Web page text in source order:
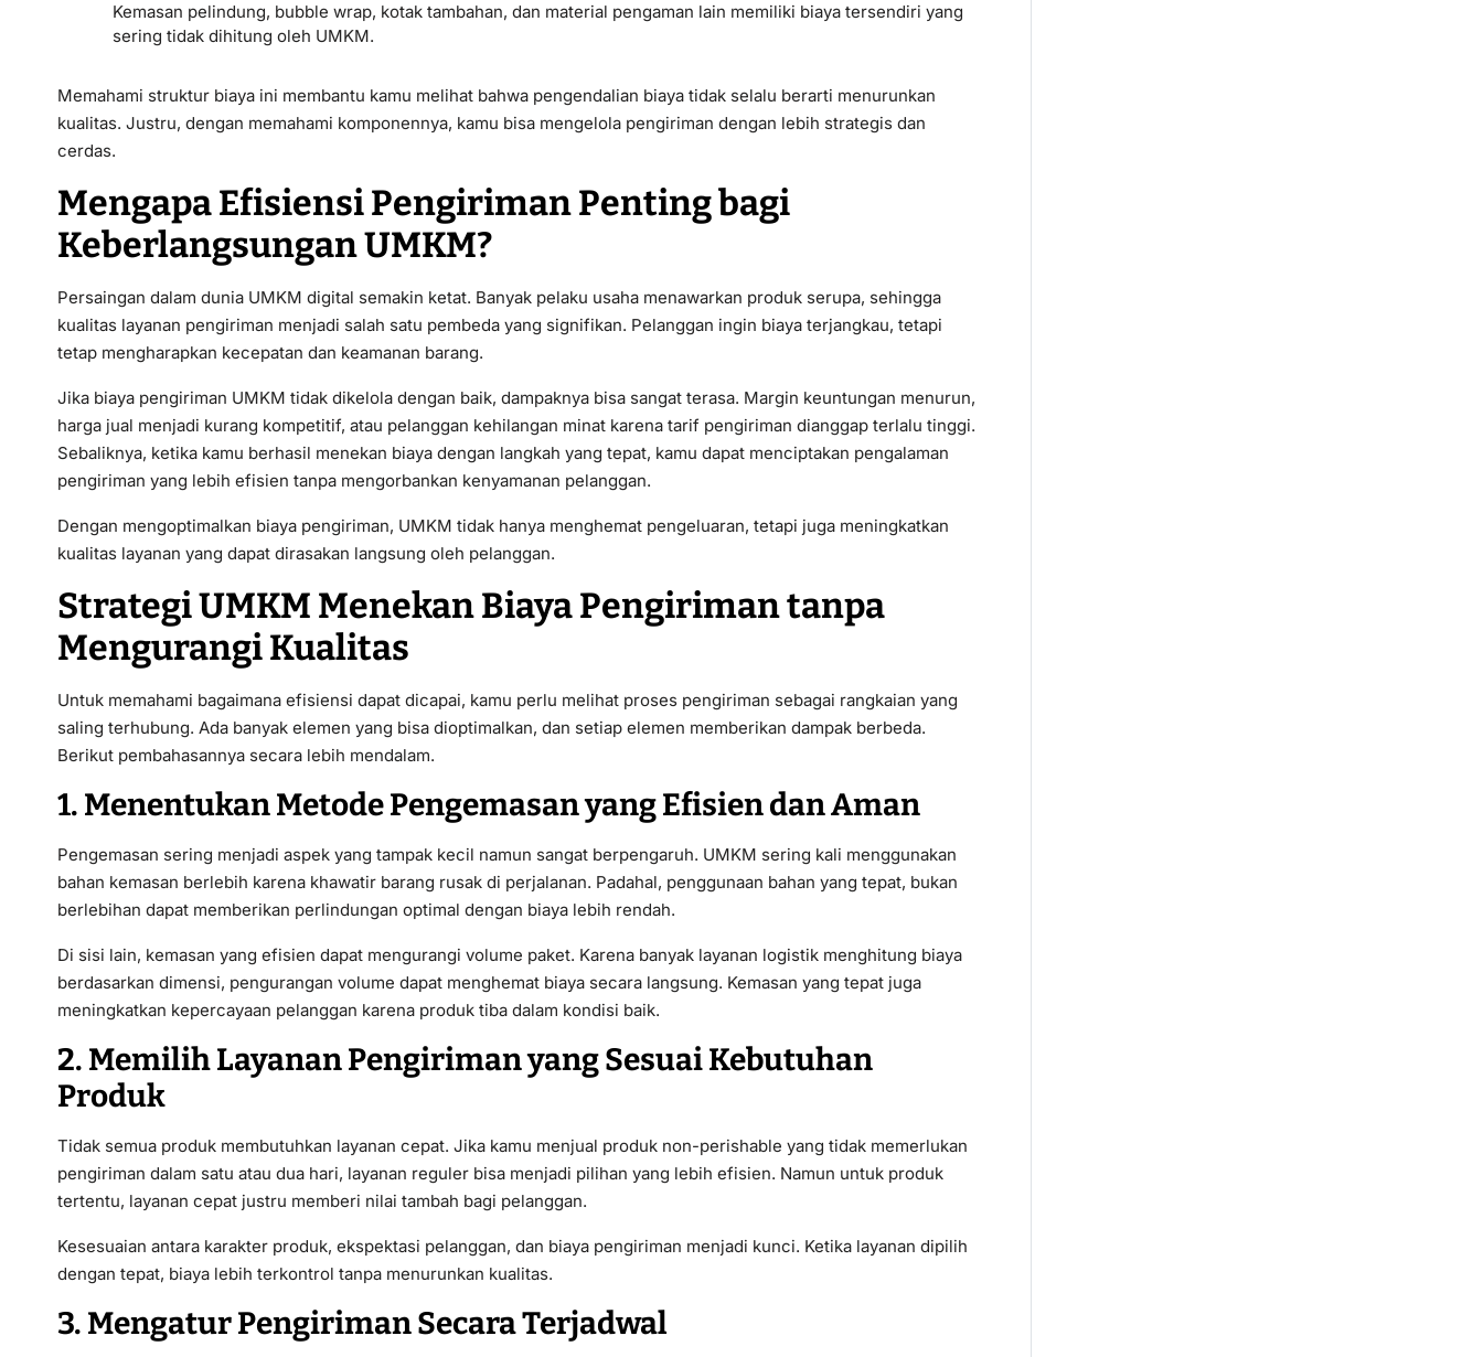
Kemasan pelindung, bubble wrap, kotak tambahan, dan material pengaman lain memiliki biaya tersendiri yang
sering tidak dihitung oleh UMKM.
Memahami struktur biaya ini membantu kamu melihat bahwa pengendalian biaya tidak selalu berarti menurunkan
kualitas. Justru, dengan memahami komponennya, kamu bisa mengelola pengiriman dengan lebih strategis dan
cerdas.
Mengapa Efisiensi Pengiriman Penting bagi
Keberlangsungan UMKM?
Persaingan dalam dunia UMKM digital semakin ketat. Banyak pelaku usaha menawarkan produk serupa, sehingga
kualitas layanan pengiriman menjadi salah satu pembeda yang signifikan. Pelanggan ingin biaya terjangkau, tetapi
tetap mengharapkan kecepatan dan keamanan barang.
Jika biaya pengiriman UMKM tidak dikelola dengan baik, dampaknya bisa sangat terasa. Margin keuntungan menurun,
harga jual menjadi kurang kompetitif, atau pelanggan kehilangan minat karena tarif pengiriman dianggap terlalu tinggi.
Sebaliknya, ketika kamu berhasil menekan biaya dengan langkah yang tepat, kamu dapat menciptakan pengalaman
pengiriman yang lebih efisien tanpa mengorbankan kenyamanan pelanggan.
Dengan mengoptimalkan biaya pengiriman, UMKM tidak hanya menghemat pengeluaran, tetapi juga meningkatkan
kualitas layanan yang dapat dirasakan langsung oleh pelanggan.
Strategi UMKM Menekan Biaya Pengiriman tanpa
Mengurangi Kualitas
Untuk memahami bagaimana efisiensi dapat dicapai, kamu perlu melihat proses pengiriman sebagai rangkaian yang
saling terhubung. Ada banyak elemen yang bisa dioptimalkan, dan setiap elemen memberikan dampak berbeda.
Berikut pembahasannya secara lebih mendalam.
1. Menentukan Metode Pengemasan yang Efisien dan Aman
Pengemasan sering menjadi aspek yang tampak kecil namun sangat berpengaruh. UMKM sering kali menggunakan
bahan kemasan berlebih karena khawatir barang rusak di perjalanan. Padahal, penggunaan bahan yang tepat, bukan
berlebihan dapat memberikan perlindungan optimal dengan biaya lebih rendah.
Di sisi lain, kemasan yang efisien dapat mengurangi volume paket. Karena banyak layanan logistik menghitung biaya
berdasarkan dimensi, pengurangan volume dapat menghemat biaya secara langsung. Kemasan yang tepat juga
meningkatkan kepercayaan pelanggan karena produk tiba dalam kondisi baik.
2. Memilih Layanan Pengiriman yang Sesuai Kebutuhan
Produk
Tidak semua produk membutuhkan layanan cepat. Jika kamu menjual produk non-perishable yang tidak memerlukan
pengiriman dalam satu atau dua hari, layanan reguler bisa menjadi pilihan yang lebih efisien. Namun untuk produk
tertentu, layanan cepat justru memberi nilai tambah bagi pelanggan.
Kesesuaian antara karakter produk, ekspektasi pelanggan, dan biaya pengiriman menjadi kunci. Ketika layanan dipilih
dengan tepat, biaya lebih terkontrol tanpa menurunkan kualitas.
3. Mengatur Pengiriman Secara Terjadwal